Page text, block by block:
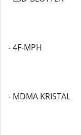
- 4F-MPH
- MDMA KRISTAL